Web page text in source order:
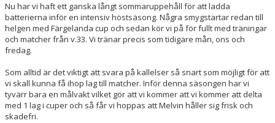
Nu har vi haft ett ganska långt sommaruppehåll för att ladda
batterierna inför en intensiv höstsäsong. Några smygstartar redan till
helgen med Färgelanda cup och sedan kör vi på för fullt med träningar
och matcher från v.33. Vi tränar precis som tidigare mån, ons och
fredag.
Som alltid är det viktigt att svara på kallelser så snart som möjligt för att
vi skall kunna få ihop lag till matcher. Inför denna säsongen har vi
tyvärr bara en målvakt vilket gör att vi kommer att vi kommer att delta
med 1 lag i cuper och så får vi hoppas att Melvin håller sig frisk och
skadefri.